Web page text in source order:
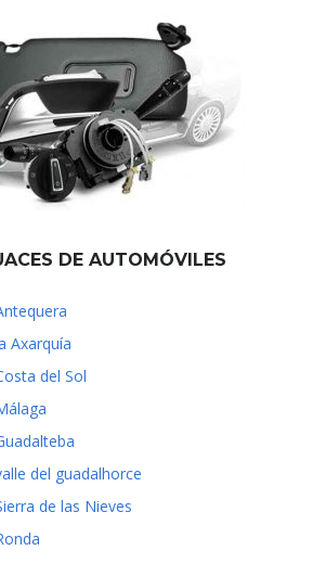
DE AUTOMÓVILES
Axarquía
del Sol
del guadalhorce
de las Nieves